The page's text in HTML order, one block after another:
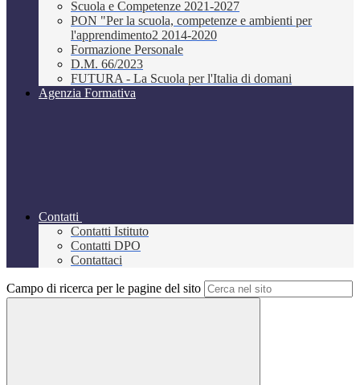
Scuola e Competenze 2021-2027
PON "Per la scuola, competenze e ambienti per
l'apprendimento2 2014-2020
Formazione Personale
D.M. 66/2023
FUTURA - La Scuola per l'Italia di domani
Agenzia Formativa
Contatti
Contatti Istituto
Contatti DPO
Contattaci
Campo di ricerca per le pagine del sito